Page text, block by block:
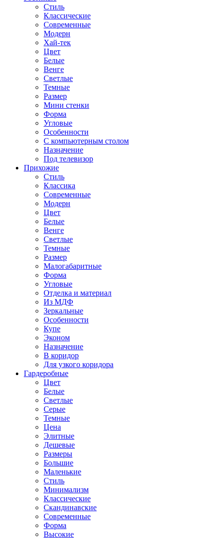
Стиль
Классические
Современные
Модерн
Хай-тек
Цвет
Белые
Венге
Светлые
Темные
Размер
Мини стенки
Форма
Угловые
Особенности
С компьютерным столом
Назначение
Под телевизор
Прихожие
Стиль
Классика
Современные
Модерн
Цвет
Белые
Венге
Светлые
Темные
Размер
Малогабаритные
Форма
Угловые
Отделка и материал
Из МДФ
Зеркальные
Особенности
Купе
Эконом
Назначение
В коридор
Для узкого коридора
Гардеробные
Цвет
Белые
Светлые
Серые
Темные
Цена
Элитные
Дешевые
Размеры
Большие
Маленькие
Стиль
Минимализм
Классические
Скандинавские
Современные
Форма
Высокие